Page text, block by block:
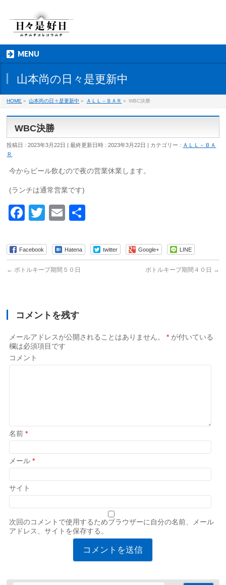
MENU
山本尚の日々是更新中
HOME » 山本尚の日々是更新中 » ＡＬＬ－ＢＡＲ » WBC決勝
WBC決勝
投稿日 : 2023年3月22日 最終更新日時 : 2023年3月22日 カテゴリー : ＡＬＬ－ＢＡ
Ｒ
今からビール飲むので夜の営業休業します。
(ランチは通常営業です)
Facebook
TwitterEmail
Facebook Hatena twitter Google+ LINE
← ボトルキープ期間５０日 ボトルキープ期間４０日 →
コメントを残す
メールアドレスが公開されることはありません。 * が付いている
欄は必須項目です
コメント
名前*
メール*
サイト
次回のコメントで使用するためブラウザーに自分の名前、メール
アドレス、サイトを保存する。